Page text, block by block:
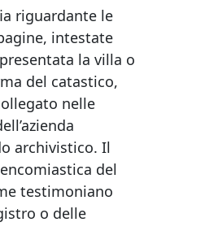
riguardante le
intestate
la villa o
del catastico,
nelle
archivistico. Il
del
testimoniano
o delle